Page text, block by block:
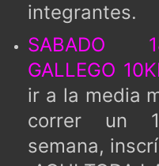
integrantes.
SABADO
GALLEGO
ir a la media
correr un
semana,